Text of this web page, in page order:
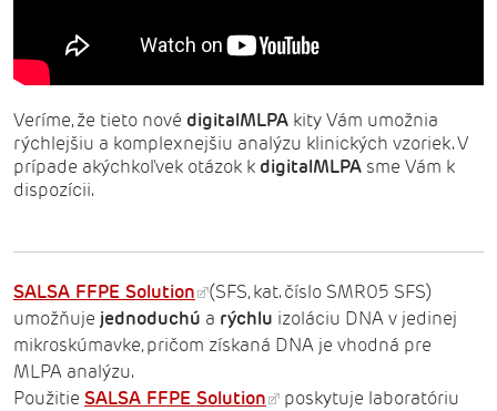
Veríme, že tieto nové digitalMLPA kity Vám umožnia
rýchlejšiu a komplexnejšiu analýzu klinických vzoriek. V
prípade akýchkoľvek otázok k digitalMLPA sme Vám k
dispozícii.
SALSA FFPE Solution
(SFS, kat. číslo SMR05 SFS)
umožňuje jednoduchú a rýchlu izoláciu DNA v jedinej
mikroskúmavke, pričom získaná DNA je vhodná pre
MLPA analýzu.
Použitie SALSA FFPE Solution
poskytuje laboratóriu